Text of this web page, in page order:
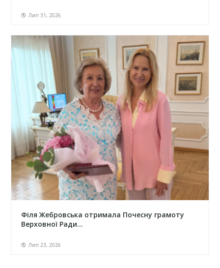
Лип 31, 2026
Філя Жебровська отримала Почесну грамоту
Верховної Ради...
Лип 23, 2026